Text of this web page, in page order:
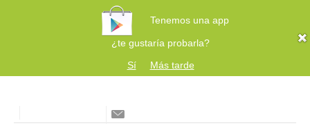
Tenemos una app
¿te gustaría probarla?
Sí
Más tarde